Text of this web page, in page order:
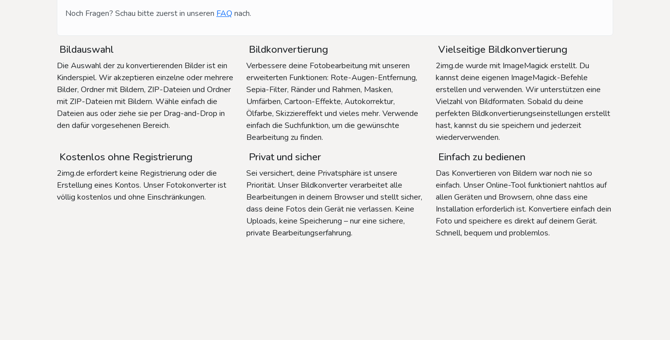
Noch Fragen? Schau bitte zuerst in unseren FAQ nach.
Bildauswahl
Die Auswahl der zu konvertierenden Bilder ist ein
Kinderspiel. Wir akzeptieren einzelne oder mehrere
Bilder, Ordner mit Bildern, ZIP-Dateien und Ordner
mit ZIP-Dateien mit Bildern. Wähle einfach die
Dateien aus oder ziehe sie per Drag-and-Drop in
den dafür vorgesehenen Bereich.
Bildkonvertierung
Verbessere deine Fotobearbeitung mit unseren
erweiterten Funktionen: Rote-Augen-Entfernung,
Sepia-Filter, Ränder und Rahmen, Masken,
Umfärben, Cartoon-Effekte, Autokorrektur,
Ölfarbe, Skizziereffekt und vieles mehr. Verwende
einfach die Suchfunktion, um die gewünschte
Bearbeitung zu finden.
Vielseitige Bildkonvertierung
2img.de wurde mit ImageMagick erstellt. Du
kannst deine eigenen ImageMagick-Befehle
erstellen und verwenden. Wir unterstützen eine
Vielzahl von Bildformaten. Sobald du deine
perfekten Bildkonvertierungseinstellungen erstellt
hast, kannst du sie speichern und jederzeit
wiederverwenden.
Kostenlos ohne Registrierung
2img.de erfordert keine Registrierung oder die
Erstellung eines Kontos. Unser Fotokonverter ist
völlig kostenlos und ohne Einschränkungen.
Privat und sicher
Sei versichert, deine Privatsphäre ist unsere
Priorität. Unser Bildkonverter verarbeitet alle
Bearbeitungen in deinem Browser und stellt sicher,
dass deine Fotos dein Gerät nie verlassen. Keine
Uploads, keine Speicherung – nur eine sichere,
private Bearbeitungserfahrung.
Einfach zu bedienen
Das Konvertieren von Bildern war noch nie so
einfach. Unser Online-Tool funktioniert nahtlos auf
allen Geräten und Browsern, ohne dass eine
Installation erforderlich ist. Konvertiere einfach dein
Foto und speichere es direkt auf deinem Gerät.
Schnell, bequem und problemlos.